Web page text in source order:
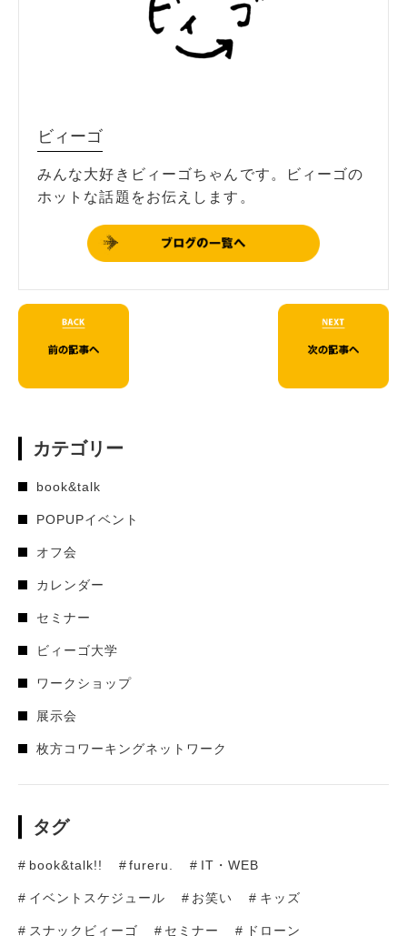
ビィーゴ
みんな大好きビィーゴちゃんです。ビィーゴの
ホットな話題をお伝えします。
カテゴリー
book&talk
POPUPイベント
オフ会
カレンダー
セミナー
ビィーゴ大学
ワークショップ
展示会
枚方コワーキングネットワーク
タグ
book&talk!! fureru. IT・WEB
イベントスケジュール お笑い キッズ
スナックビィーゴ セミナー ドローン